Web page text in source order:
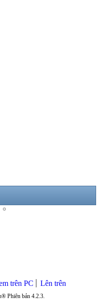
trên PC Lên trên
Phiên bản 4.2.3.